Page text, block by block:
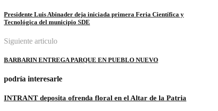
Presidente Luis Abinader deja iniciada primera Feria Científica y
Tecnológica del municipio SDE
Siguiente articulo
BARBARIN ENTREGA PARQUE EN PUEBLO NUEVO
podría interesarle
INTRANT deposita ofrenda floral en el Altar de la Patria